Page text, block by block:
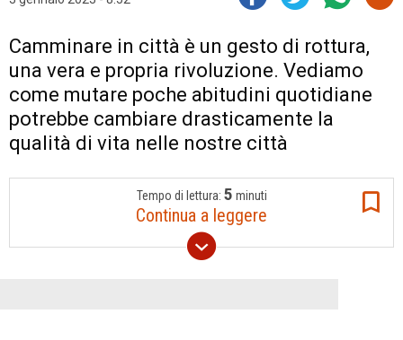
Camminare in città è un gesto di rottura,
una vera e propria rivoluzione. Vediamo
come mutare poche abitudini quotidiane
potrebbe cambiare drasticamente la
qualità di vita nelle nostre città
Tempo di lettura: 5 minuti
Continua a leggere